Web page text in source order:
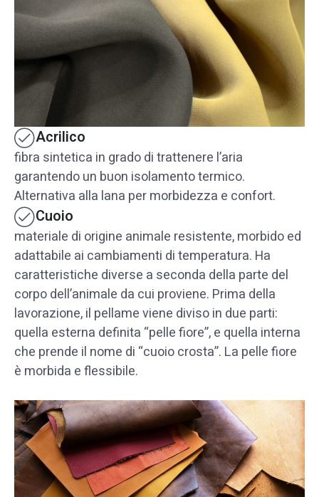
Acrilico
fibra sintetica in grado di trattenere l’aria
garantendo un buon isolamento termico.
Alternativa alla lana per morbidezza e confort.
Cuoio
materiale di origine animale resistente, morbido ed
adattabile ai cambiamenti di temperatura. Ha
caratteristiche diverse a seconda della parte del
corpo dell’animale da cui proviene. Prima della
lavorazione, il pellame viene diviso in due parti:
quella esterna definita “pelle fiore”, e quella interna
che prende il nome di “cuoio crosta”. La pelle fiore
è morbida e flessibile.